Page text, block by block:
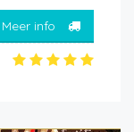
Meer info